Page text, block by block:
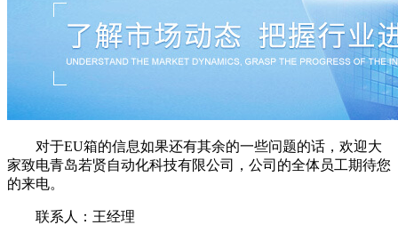
对于EU箱的信息如果还有其余的一些问题的话，欢迎大
家致电青岛若贤自动化科技有限公司，公司的全体员工期待您
的来电。
联系人：王经理